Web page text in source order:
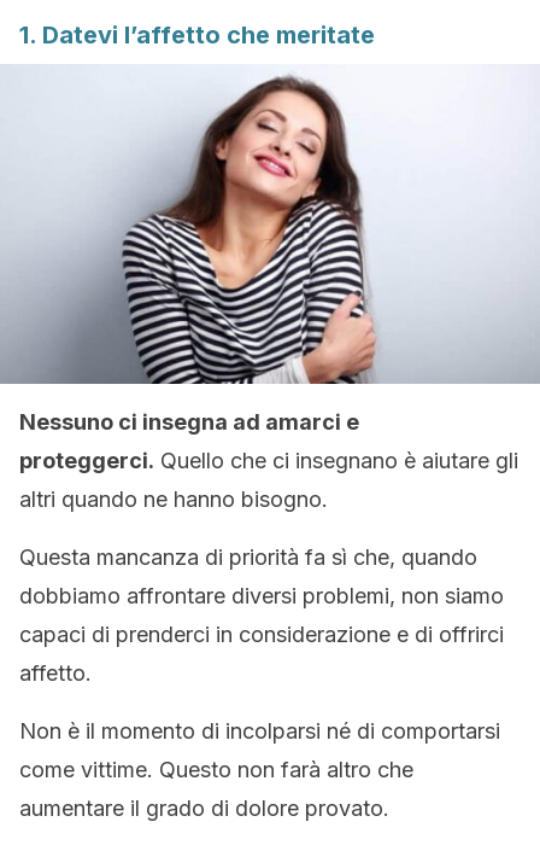
1. Datevi l’affetto che meritate
Nessuno ci insegna ad amarci e
proteggerci. Quello che ci insegnano è aiutare gli
altri quando ne hanno bisogno.
Questa mancanza di priorità fa sì che, quando
dobbiamo affrontare diversi problemi, non siamo
capaci di prenderci in considerazione e di offrirci
affetto.
Non è il momento di incolparsi né di comportarsi
come vittime. Questo non farà altro che
aumentare il grado di dolore provato.